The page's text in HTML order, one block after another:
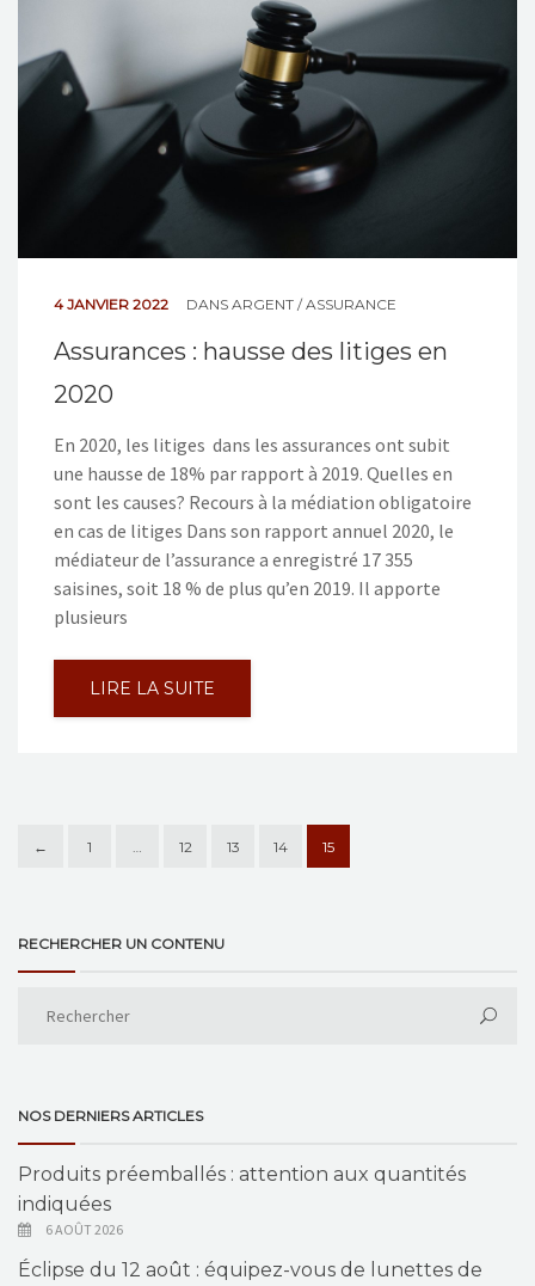
4 JANVIER 2022 DANS ARGENT / ASSURANCE
Assurances : hausse des litiges en
2020
En 2020, les litiges dans les assurances ont subit
une hausse de 18% par rapport à 2019. Quelles en
sont les causes? Recours à la médiation obligatoire
en cas de litiges Dans son rapport annuel 2020, le
médiateur de l’assurance a enregistré 17 355
saisines, soit 18 % de plus qu’en 2019. Il apporte
plusieurs
LIRE LA SUITE
← 1 12 13 14 15
RECHERCHER UN CONTENU
NOS DERNIERS ARTICLES
Produits préemballés : attention aux quantités
indiquées
6 AOÛT 2026
Éclipse du 12 août : équipez-vous de lunettes de